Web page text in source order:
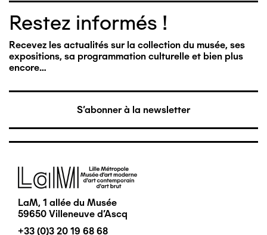
Restez informés !
Recevez les actualités sur la collection du musée, ses
expositions, sa programmation culturelle et bien plus
encore…
S'abonner à la newsletter
Image
LaM, 1 allée du Musée
59650 Villeneuve d'Ascq
+33 (0)3 20 19 68 68